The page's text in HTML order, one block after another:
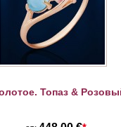
Топаз &